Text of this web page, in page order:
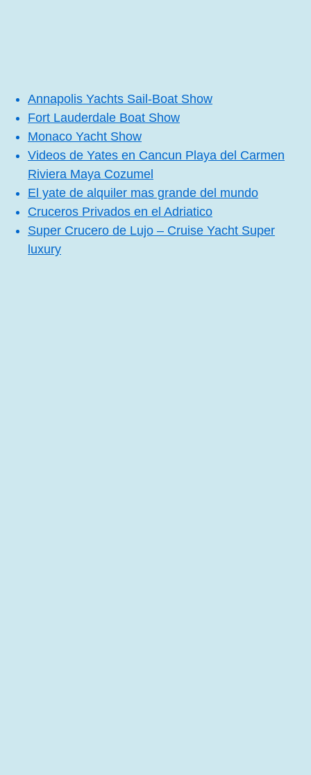
Annapolis Yachts Sail-Boat Show
Fort Lauderdale Boat Show
Monaco Yacht Show
Videos de Yates en Cancun Playa del Carmen
Riviera Maya Cozumel
El yate de alquiler mas grande del mundo
Cruceros Privados en el Adriatico
Super Crucero de Lujo – Cruise Yacht Super
luxury